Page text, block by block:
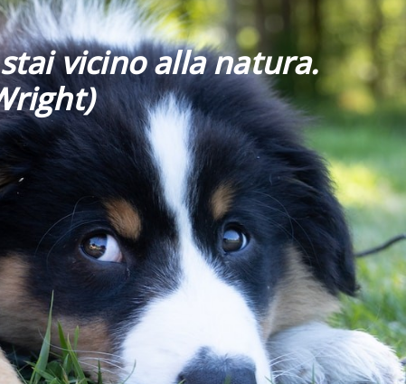
vicino alla natura.